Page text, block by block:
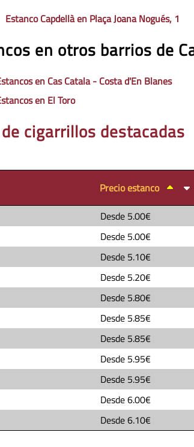
Estanco Capdellà en Plaça Joana Nogués, 1
en otros barrios de
en Cas Catala - Costa d'En Blanes
en El Toro
cigarrillos destacadas
Precio estanco
Desde 5.00€
Desde 5.00€
Desde 5.10€
Desde 5.20€
Desde 5.80€
Desde 5.85€
Desde 5.85€
Desde 5.95€
Desde 5.95€
Desde6.00€
Desde6.10€